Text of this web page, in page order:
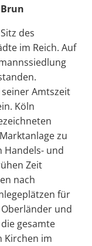
des
im Reich. Auf
Amtszeit
Köln
zu
Handels- und
Zeit
nach
für
und
gesamte
Kirchen im